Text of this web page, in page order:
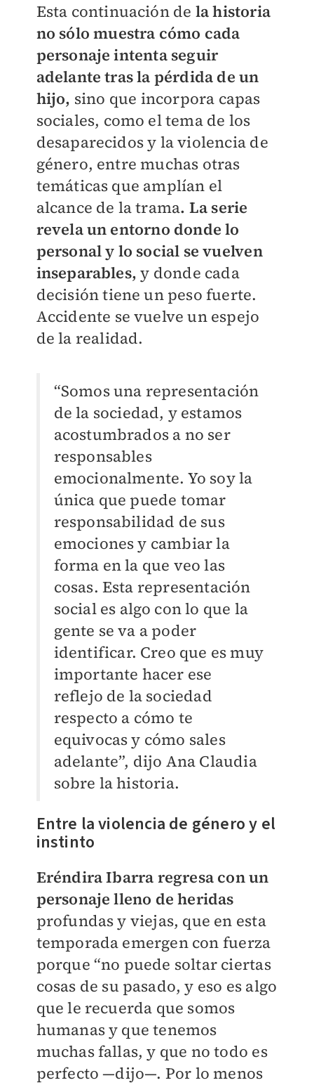
Esta continuación de la historia
no sólo muestra cómo cada
personaje intenta seguir
adelante tras la pérdida de un
hijo, sino que incorpora capas
sociales, como el tema de los
desaparecidos y la violencia de
género, entre muchas otras
temáticas que amplían el
alcance de la trama. La serie
revela un entorno donde lo
personal y lo social se vuelven
inseparables, y donde cada
decisión tiene un peso fuerte.
Accidente se vuelve un espejo
de la realidad.
“Somos una representación
de la sociedad, y estamos
acostumbrados a no ser
responsables
emocionalmente. Yo soy la
única que puede tomar
responsabilidad de sus
emociones y cambiar la
forma en la que veo las
cosas. Esta representación
social es algo con lo que la
gente se va a poder
identificar. Creo que es muy
importante hacer ese
reflejo de la sociedad
respecto a cómo te
equivocas y cómo sales
adelante”, dijo Ana Claudia
sobre la historia.
Entre la violencia de género y el
instinto
Eréndira Ibarra regresa con un
personaje lleno de heridas
profundas y viejas, que en esta
temporada emergen con fuerza
porque “no puede soltar ciertas
cosas de su pasado, y eso es algo
que le recuerda que somos
humanas y que tenemos
muchas fallas, y que no todo es
perfecto —dijo—. Por lo menos